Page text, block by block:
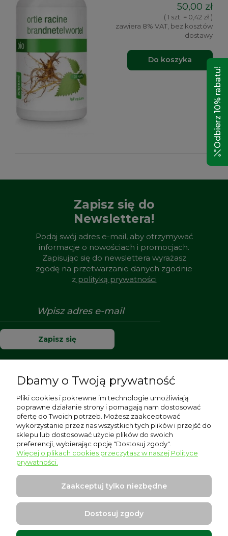
50,00 zł
( 1 szt. = 0,42 zł )
zawiera 8% VAT, bez kosztów
dostawy
Do koszyka
Zapisz się do
Newslettera!
Podaj swój adres e-mail, aby otrzymywać
informacje o nowościach i promocjach.
Zapisując się do newslettera wyrażasz
zgodę na przetwarzanie danych zgodnie
zpolityką prywatności
Zapisz się
Moje konto
Płatności i dostawa
Informacje
Dbamy o Twoją prywatność
Pliki cookies i pokrewne im technologie umożliwiają
poprawne działanie strony i pomagają nam dostosować
ofertę do Twoich potrzeb. Możesz zaakceptować
wykorzystanie przez nas wszystkich tych plików i przejść do
sklepu lub dostosować użycie plików do swoich
preferencji, wybierając opcję "Dostosuj zgody".
Więcej o plikach cookies przeczytasz w naszej Polityce
prywatności.
Zaakceptuj tylko niezbędne
Dostosuj zgody
Odbierz 10% rabatu!